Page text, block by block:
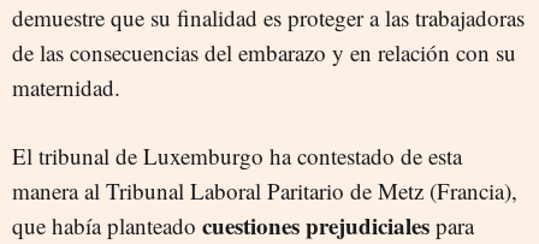
demuestre que su finalidad es proteger a las trabajadoras
de las consecuencias del embarazo y en relación con su
maternidad.
El tribunal de Luxemburgo ha contestado de esta
manera al Tribunal Laboral Paritario de Metz (Francia),
que había planteado cuestiones prejudiciales para